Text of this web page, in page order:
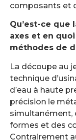
composants et
Qu’est-ce que
axes et en
méthodes de
La découpe au
technique
d’eau à haute
précision le
simultanément,
formes et des
Contrairement